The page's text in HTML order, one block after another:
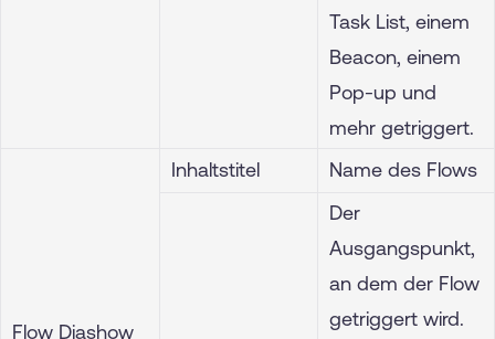
Task List, einem
Beacon, einem
Pop-up und
mehr getriggert.
Flow Diashow
Inhaltstitel Name des Flows
Der
Ausgangspunkt,
an dem der Flow
getriggert wird.